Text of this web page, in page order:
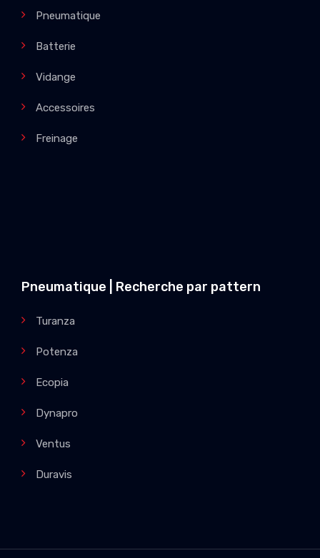
Pneumatique
Batterie
Vidange
Accessoires
Freinage
Pneumatique | Recherche par pattern
Turanza
Potenza
Ecopia
Dynapro
Ventus
Duravis